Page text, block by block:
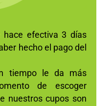
hace efectiva 3 días
hecho el pago del
tiempo le da más
de escoger
nuestros cupos son